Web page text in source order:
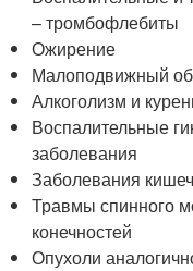
– тромбофлебиты
Ожирение
Малоподвижный
Алкоголизм и
Воспалительные
заболевания
Заболевания
Травмы спинного
конечностей
Опухоли